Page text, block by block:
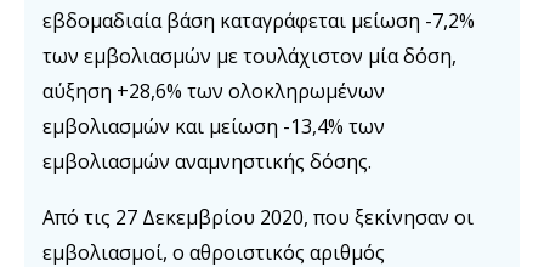
εβδομαδιαία βάση καταγράφεται μείωση -7,2%
των εμβολιασμών με τουλάχιστον μία δόση,
αύξηση +28,6% των ολοκληρωμένων
εμβολιασμών και μείωση -13,4% των
εμβολιασμών αναμνηστικής δόσης.
Από τις 27 Δεκεμβρίου 2020, που ξεκίνησαν οι
εμβολιασμοί, ο αθροιστικός αριθμός